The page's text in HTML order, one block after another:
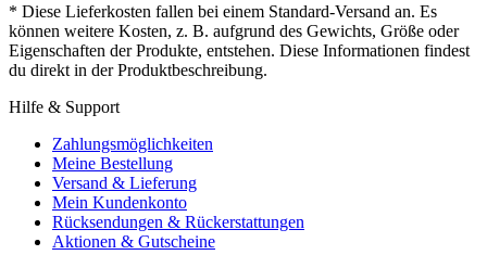
* Diese Lieferkosten fallen bei einem Standard-Versand an. Es
können weitere Kosten, z. B. aufgrund des Gewichts, Größe oder
Eigenschaften der Produkte, entstehen. Diese Informationen findest
du direkt in der Produktbeschreibung.
Hilfe & Support
Zahlungsmöglichkeiten
Meine Bestellung
Versand & Lieferung
Mein Kundenkonto
Rücksendungen & Rückerstattungen
Aktionen & Gutscheine